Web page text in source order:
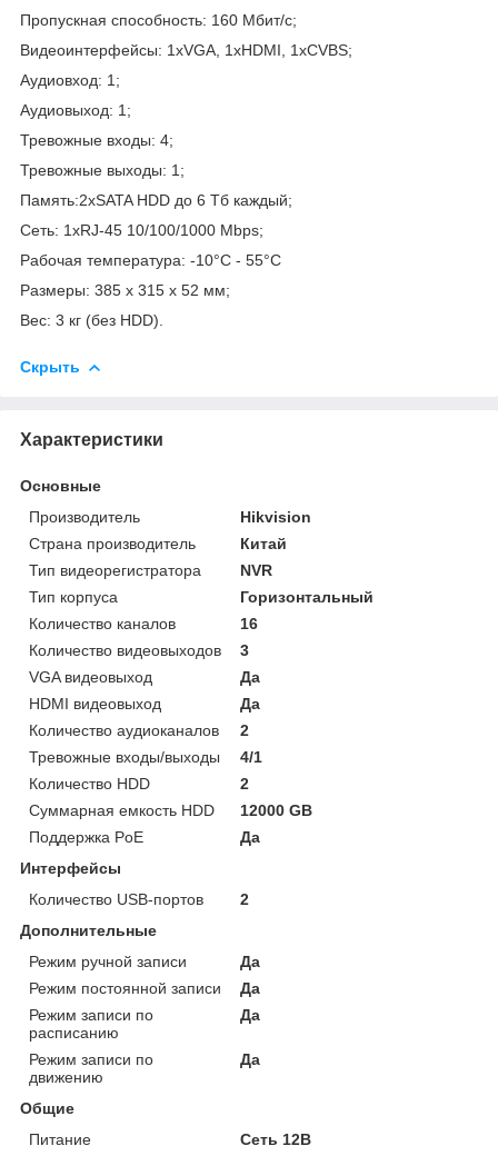
Пропускная способность: 160 Мбит/с;
Видеоинтерфейсы: 1xVGA, 1xHDMI, 1xCVBS;
Аудиовход: 1;
Аудиовыход: 1;
Тревожные входы: 4;
Тревожные выходы: 1;
Память:2хSATA HDD до 6 Тб каждый;
Сеть: 1xRJ-45 10/100/1000 Mbps;
Рабочая температура: -10°C - 55°C
Размеры: 385 х 315 х 52 мм;
Вес: 3 кг (без HDD).
Скрыть
Характеристики
Основные
Производитель
Hikvision
Страна производитель
Китай
Тип видеорегистратора
NVR
Тип корпуса
Горизонтальный
Количество каналов
16
Количество видеовыходов
3
VGA видеовыход
Да
HDMI видеовыход
Да
Количество аудиоканалов
2
Тревожные входы/выходы
4/1
Количество HDD
2
Суммарная емкость HDD
12000 GB
Поддержка PoE
Да
Интерфейсы
Количество USB-портов
2
Дополнительные
Режим ручной записи
Да
Режим постоянной записи
Да
Режим записи по
расписанию
Да
Режим записи по
движению
Да
Общие
Питание
Сеть 12В